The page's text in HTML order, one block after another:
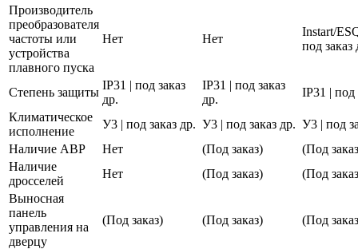
Производитель
преобразователя
частоты или
устройства
плавного пуска
Нет Нет
Instart/
под заказ
Степень защиты
IP31 | под заказ
др.
IP31 | под заказ
др.
IP31 | под
Климатическое
исполнение
У3 | под заказ др. У3 | под заказ др. У3 | под
Наличие АВР
Нет (Под заказ)
(Под
Наличие
дросселей
Нет (Под заказ)
(Под
Выносная
панель
управления на
дверцу
(Под заказ) (Под заказ) (Под